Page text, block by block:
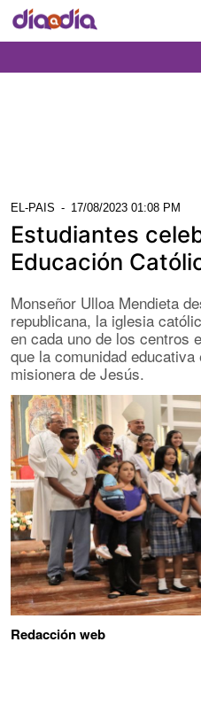
EL-PAIS - 17/08/2023 01:08 PM
Estudiantes
Educación
Monseñor Ulloa Mendieta
republicana, la iglesia
en cada uno de los centros
que la comunidad
misionera de Jesús.
Redacción web